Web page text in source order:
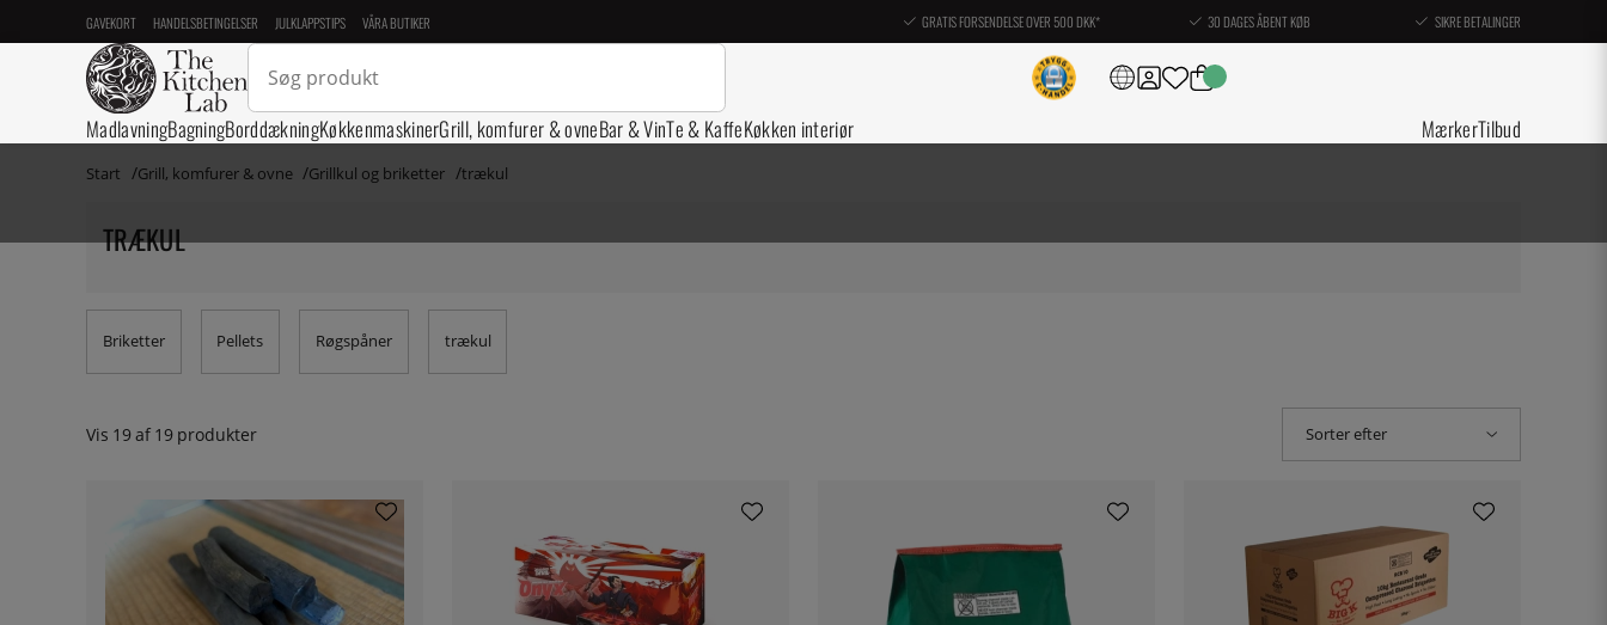
GAVEKORT HANDELSBETINGELSER JULKLAPPSTIPS VÅRA BUTIKER GRATIS FORSENDELSE OVER 500 DKK* 30 DAGES ÅBENT KØB SIKRE BETALINGER
MadlavningBagningBorddækningKøkkenmaskinerGrill, komfurer & ovneBar & VinTe & KaffeKøkken interiør MærkerTilbud
Start Grill, komfurer & ovne Grillkul og briketter trækul
TRÆKUL
Briketter Pellets Røgspåner trækul
Vis 19af 19 produkter Sorter efter